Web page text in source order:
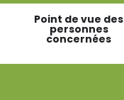
Point de vue des
personnes
concernées